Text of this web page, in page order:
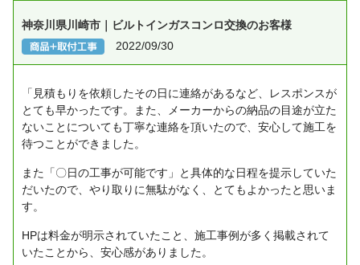
神奈川県川崎市｜ビルトインガスコンロ交換のお客様
2022/09/30
「見積もりを依頼したその日に連絡があるなど、レスポンスが
とても早かったです。また、メーカーからの納品の目途が立た
ないことについても丁寧な連絡を頂いたので、安心して施工を
待つことができました。
また「〇日の工事が可能です」と具体的な日程を提示していた
だいたので、やり取りに無駄がなく、とてもよかったと思いま
す。
HPは料金が明示されていたこと、施工事例が多く掲載されて
いたことから、安心感がありました。